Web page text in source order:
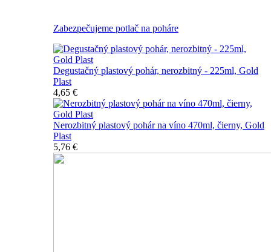
Zabezpečujeme potlač na poháre
Degustačný plastový pohár, nerozbitný - 225ml, Gold
Plast
4,65 €
Nerozbitný plastový pohár na víno 470ml, čierny, Gold
Plast
5,76 €